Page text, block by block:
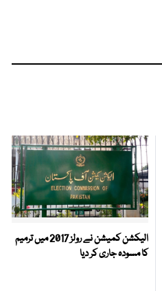
الیکشن کمیشن نے رولز 2017 میں ترمیم
کا مسودہ جاری کر دیا